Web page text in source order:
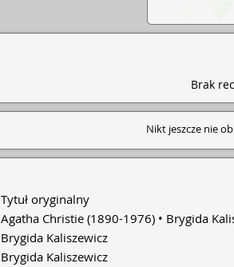
Brak
Nikt jeszcze nie
Tytuł oryginalny
Agatha Christie (1890-1976) Brygida
Brygida Kaliszewicz
Brygida Kaliszewicz